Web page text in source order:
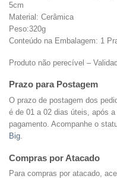
5cm
Material: Cerâmica
Peso:320g
Conteúdo na Embalagem: 1
Produto não perecível –
Prazo para Postagem
O prazo de postagem dos
é de 01 a 02 dias úteis, após
pagamento. Acompanhe o
Big.
Compras por Atacado
Para compras por atacado,